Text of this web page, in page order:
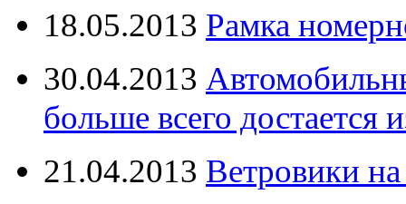
18.05.2013 Рамка
30.04.2013
больше всего достается
21.04.2013 Ветровики